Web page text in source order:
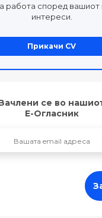
работа според
интереси.
Прикачи CV
се во
Е-Огласник